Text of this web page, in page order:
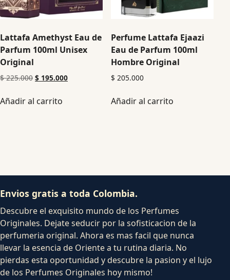
Lattafa Amethyst Eau de
Parfum 100ml Unisex
Original
$225.000 $ 195.000
Añadir al carrito
Perfume Lattafa Ejaazi
Eau de Parfum 100ml
Hombre Original
$ 205.000
Añadir al carrito
Envios gratis a toda Colombia.
Descubre el exquisito mundo de los Perfumes
Originales. Dejate seducir por la sofisticacion de la
perfumeria original. Ahora es mas facil que nunca
llevar la esencia de Oriente a tu rutina diaria. No
pierdas esta oportunidad y descubre la pasion y el lujo
de los Perfumes Originales hoy mismo!